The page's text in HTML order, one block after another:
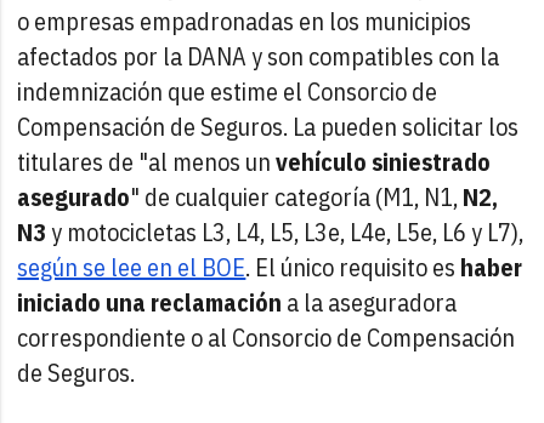
o empresas empadronadas en los municipios
afectados por la DANA y son compatibles con la
indemnización que estime el Consorcio de
Compensación de Seguros. La pueden solicitar los
titulares de "al menos unvehículo siniestrado
asegurado" de cualquier categoría (M1, N1,N2,
N3y motocicletas L3, L4, L5, L3e, L4e, L5e, L6 y L7),
según se lee en el BOE. El único requisito es haber
iniciado una reclamación a la aseguradora
correspondiente o al Consorcio de Compensación
de Seguros.